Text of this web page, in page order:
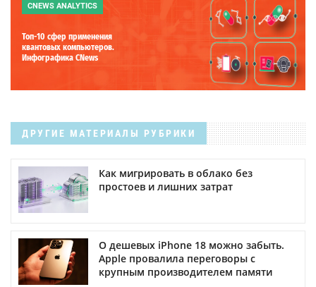
CNEWS ANALYTICS
Топ-10 сфер применения
квантовых компьютеров.
Инфографика CNews
ДРУГИЕ МАТЕРИАЛЫ РУБРИКИ
Как мигрировать в облако без
простоев и лишних затрат
О дешевых iPhone 18 можно забыть.
Apple провалила переговоры с
крупным производителем памяти